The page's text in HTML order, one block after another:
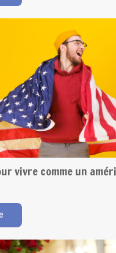
vivre comme un